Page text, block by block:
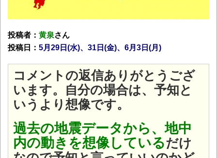
投稿者： 黄泉さん
投稿日： 5月29 日(水)、31日(金)、6月3日(月)
コメントの返信ありがとうござ
います。自分の場合は、予知と
いうより想像です。
過去の地震データから、地中
内の動きを想像しているだけ